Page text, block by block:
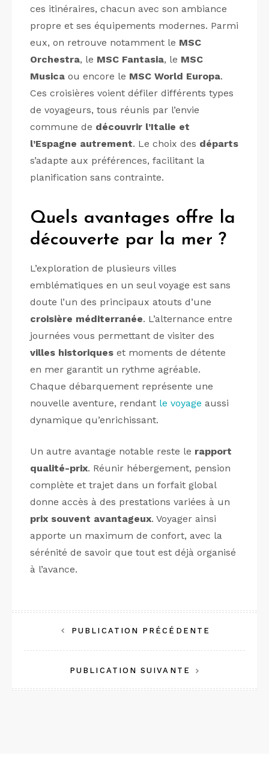
ces itinéraires, chacun avec son ambiance
propre et ses équipements modernes. Parmi
eux, on retrouve notamment le MSC
Orchestra, le MSC Fantasia, le MSC
Musica ou encore le MSC World Europa.
Ces croisières voient défiler différents types
de voyageurs, tous réunis par l’envie
commune de découvrir l’Italie et
l’Espagne autrement. Le choix des départs
s’adapte aux préférences, facilitant la
planification sans contrainte.
Quels avantages offre la
découverte par la mer ?
L’exploration de plusieurs villes
emblématiques en un seul voyage est sans
doute l’un des principaux atouts d’une
croisière méditerranée. L’alternance entre
journées vous permettant de visiter des
villes historiques et moments de détente
en mer garantit un rythme agréable.
Chaque débarquement représente une
nouvelle aventure, rendant le voyage aussi
dynamique qu’enrichissant.
Un autre avantage notable reste le rapport
qualité-prix. Réunir hébergement, pension
complète et trajet dans un forfait global
donne accès à des prestations variées à un
prix souvent avantageux. Voyager ainsi
apporte un maximum de confort, avec la
sérénité de savoir que tout est déjà organisé
à l’avance.
Navigation
de
l’article
PUBLICATION PRÉCÉDENTE
PUBLICATION SUIVANTE